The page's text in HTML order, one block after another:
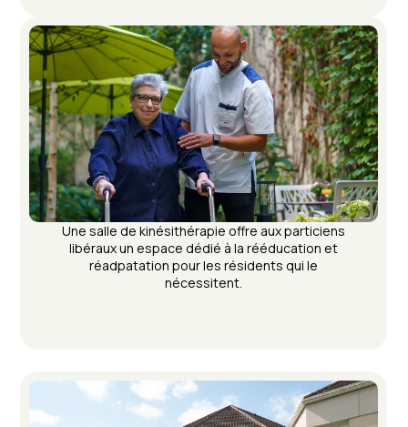
Une salle de kinésithérapie offre aux particiens
libéraux un espace dédié à la rééducation et
réadpatation pour les résidents qui le
nécessitent.